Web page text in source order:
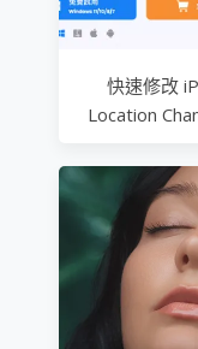
快速修改
Location